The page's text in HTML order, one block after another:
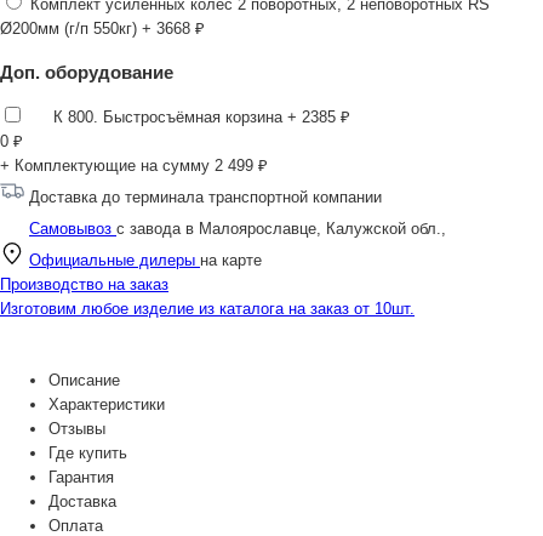
Комплект усиленных колёс 2 поворотных, 2 неповоротных RS
Ø200мм (г/п 550кг) + 3668 ₽
Доп. оборудование
К 800. Быстросъёмная корзина + 2385 ₽
0 ₽
+ Комплектующие на сумму 2 499 ₽
Доставка до терминала транспортной компании
Самовывоз с завода в Малоярославце, Калужской обл.,
Официальные дилеры на карте
Производство на заказ
Изготовим любое изделие из каталога на заказ от 10шт.
Описание
Характеристики
Отзывы
Где купить
Гарантия
Доставка
Оплата